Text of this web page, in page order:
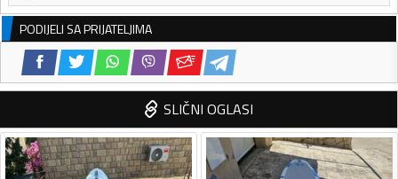
PODIJELI SA PRIJATELJIMA
SLIČNI OGLASI